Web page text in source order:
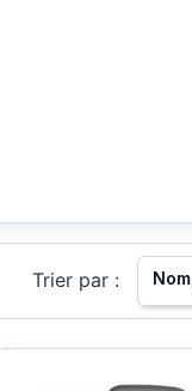
Trier par :